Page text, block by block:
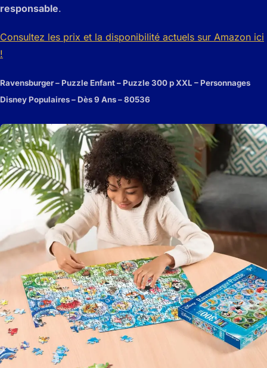
responsable.
Consultez les prix et la disponibilité actuels sur Amazon ici
!
Ravensburger – Puzzle Enfant – Puzzle 300 p XXL – Personnages
Disney Populaires – Dès 9 Ans – 80536